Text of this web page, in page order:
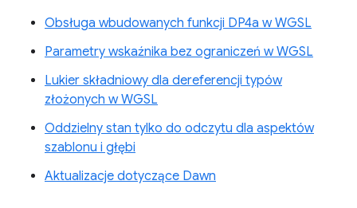
Obsługa wbudowanych funkcji DP4a w WGSL
Parametry wskaźnika bez ograniczeń w WGSL
Lukier składniowy dla dereferencji typów
złożonych w WGSL
Oddzielny stan tylko do odczytu dla aspektów
szablonu i głębi
Aktualizacje dotyczące Dawn